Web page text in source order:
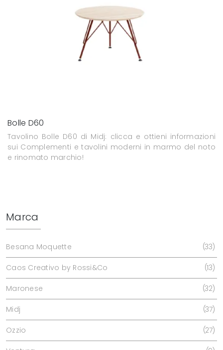
Bolle D60
Tavolino Bolle D60 di Midj: clicca e ottieni informazioni
sui Complementi e tavolini moderni in marmo del noto
e rinomato marchio!
Marca
Besana Moquette 33
Caos Creativo by Rossi&Co 13
Maronese 32
Midj 37
Ozzio 27